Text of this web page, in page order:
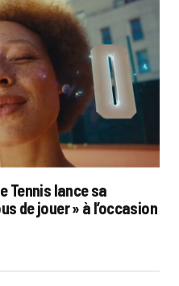
Tennis lance sa
de jouer » à l’occasion